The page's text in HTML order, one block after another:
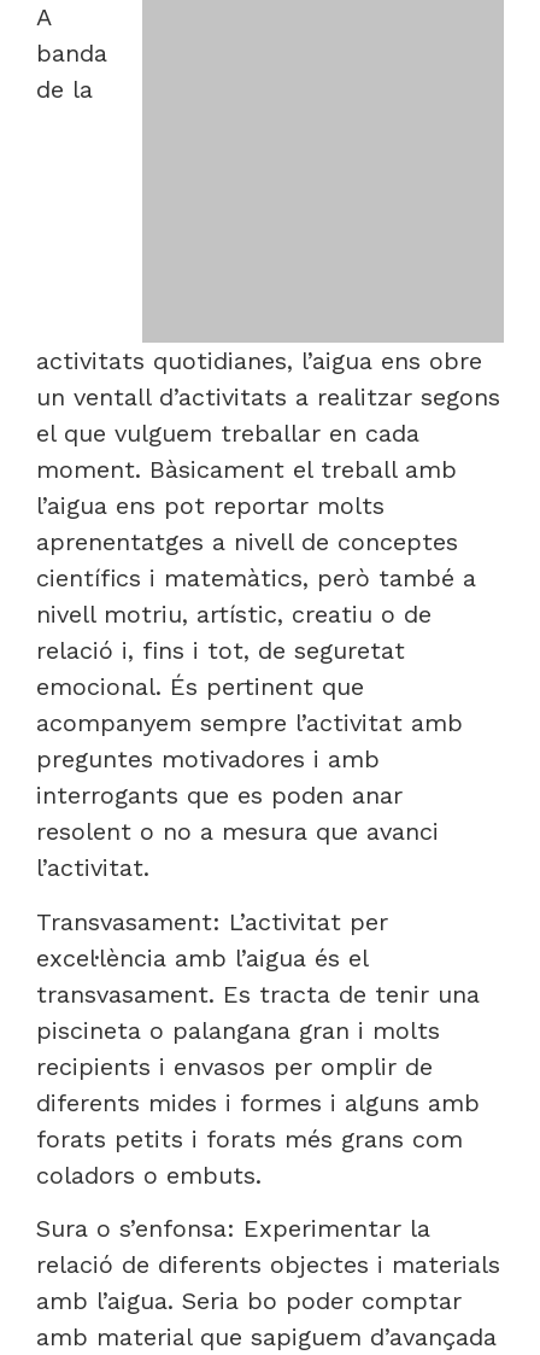
A
banda
de la
activitats quotidianes, l’aigua ens obre
un ventall d’activitats a realitzar segons
el que vulguem treballar en cada
moment. Bàsicament el treball amb
l’aigua ens pot reportar molts
aprenentatges a nivell de conceptes
científics i matemàtics, però també a
nivell motriu, artístic, creatiu o de
relació i, fins i tot, de seguretat
emocional. És pertinent que
acompanyem sempre l’activitat amb
preguntes motivadores i amb
interrogants que es poden anar
resolent o no a mesura que avanci
l’activitat.
Transvasament: L’activitat per
excel·lència amb l’aigua és el
transvasament. Es tracta de tenir una
piscineta o palangana gran i molts
recipients i envasos per omplir de
diferents mides i formes i alguns amb
forats petits i forats més grans com
coladors o embuts.
Sura o s’enfonsa: Experimentar la
relació de diferents objectes i materials
amb l’aigua. Seria bo poder comptar
amb material que sapiguem d’avançada